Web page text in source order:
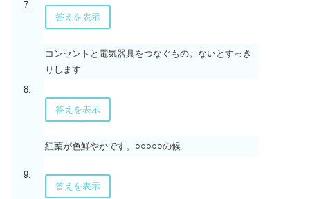
7.
答えを表示
8.
コンセントと電気器具をつなぐもの。ないとすっき
りします
答えを表示
9.
紅葉が色鮮やかです。○○○○○の候
答えを表示